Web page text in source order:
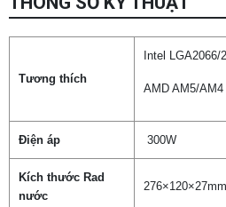
Tương thích
Intel LGA2066/
AMD AM5/AM4
Điện áp 300W
Kích thước Rad
nước
276×120×27mm